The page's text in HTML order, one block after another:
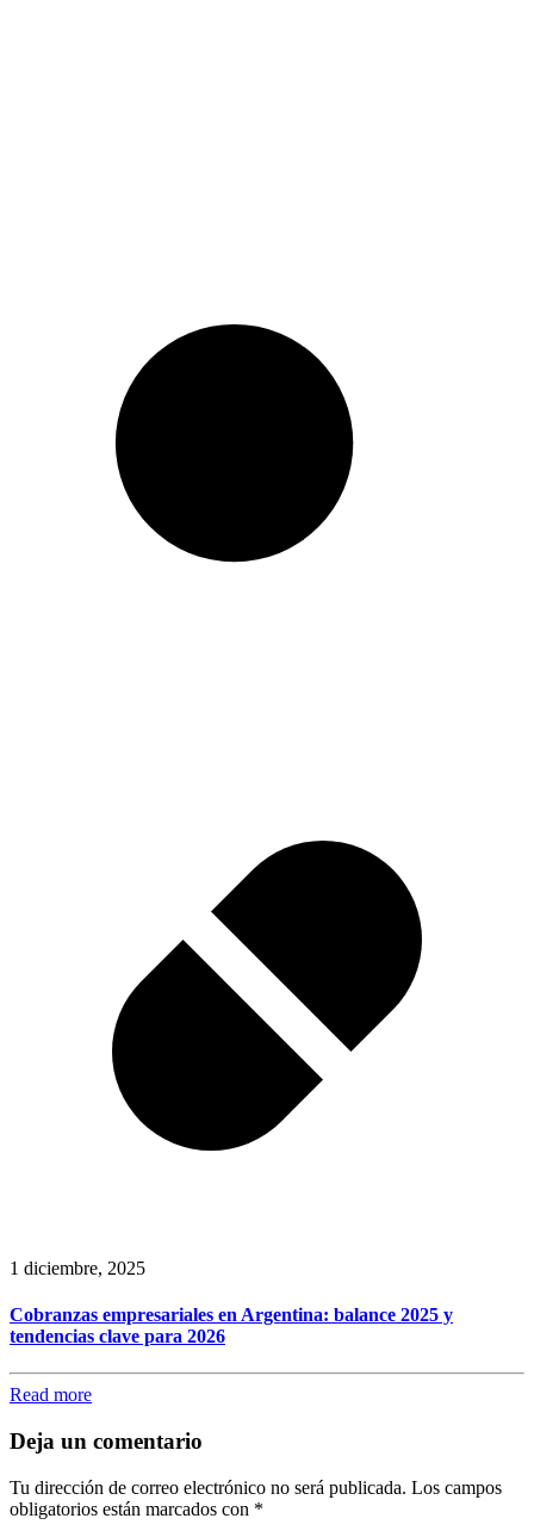
1 diciembre, 2025
Cobranzas empresariales en Argentina: balance 2025 y
tendencias clave para 2026
Read more
Deja un comentario
Tu dirección de correo electrónico no será publicada. Los campos
obligatorios están marcados con *